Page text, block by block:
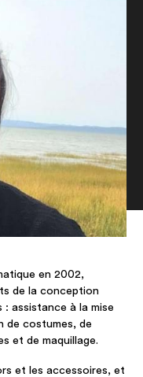
en 2002,
de la conception
assistance à la mise
de costumes, de
et de maquillage.
et les accessoires, et